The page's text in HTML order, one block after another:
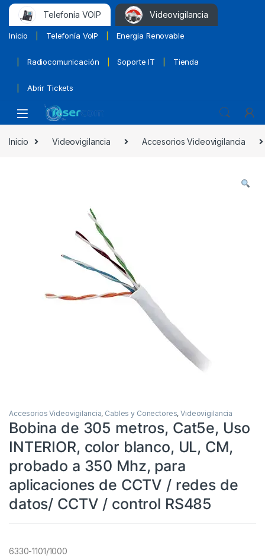
Telefonía VOIP Videovigilancia
Inicio Telefonía VoIP Energia Renovable
Radiocomunicación Soporte IT Tienda
Abrir Tickets
Inicio Videovigilancia Accesorios Videovigilancia
Accesorios Videovigilancia, Cables y Conectores,Videovigilancia
Bobina de 305 metros, Cat5e, Uso
INTERIOR, color blanco, UL, CM,
probado a 350 Mhz, para
aplicaciones de CCTV / redes de
datos/ CCTV / control RS485
6330-1101/1000